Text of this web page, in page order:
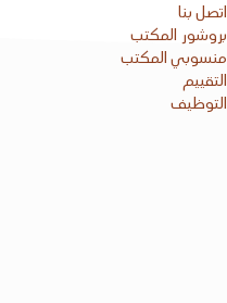
اتصل بنا
بروشور المكتب
منسوبي المكتب
التقييم
التوظيف